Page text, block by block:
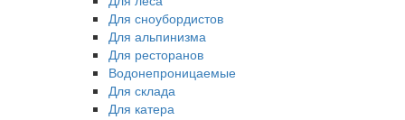
Для сноубордистов
Для альпинизма
Для ресторанов
Водонепроницаемые
Для склада
Для катера